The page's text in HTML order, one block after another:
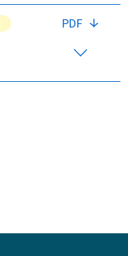
PDF